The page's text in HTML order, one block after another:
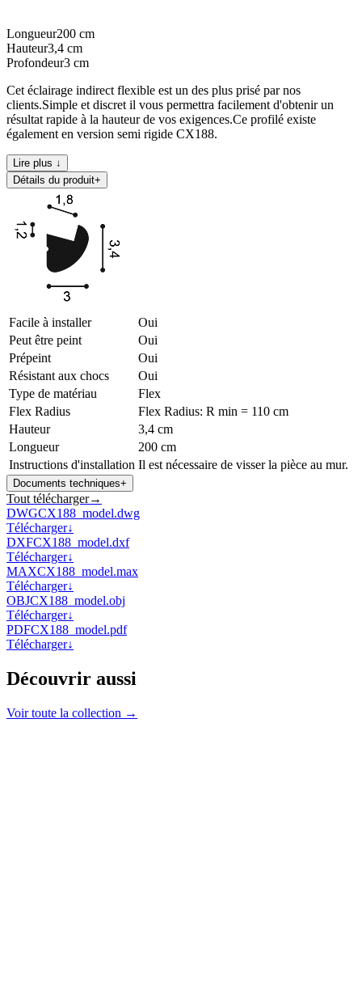
Longueur200 cm
Hauteur3,4 cm
Profondeur3 cm
Cet éclairage indirect flexible est un des plus prisé par nos
clients.Simple et discret il vous permettra facilement d'obtenir un
résultat rapide à la hauteur de vos exigences.Ce profilé existe
également en version semi rigide CX188.
Lire plus ↓
Détails du produit+
Facile à installer
Oui
Peut être peint
Oui
Prépeint
Oui
Résistant aux chocs
Oui
Type de matériau
Flex
Flex Radius
Flex Radius: R min = 110 cm
Hauteur
3,4 cm
Longueur
200 cm
Instructions d'installation Il est nécessaire de visser la pièce au mur.
Documents techniques+
Tout télécharger→
DWGCX188_model.dwg
Télécharger↓
DXFCX188_model.dxf
Télécharger↓
MAXCX188_model.max
Télécharger↓
OBJCX188_model.obj
Télécharger↓
PDFCX188_model.pdf
Télécharger↓
Découvrir aussi
Voir toute la collection →